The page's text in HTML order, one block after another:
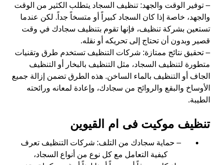
– توفير الوقت والجهد: تنظيف السجاد يتطلب الكثير من الوقت
والجهد، خاصة إذا كان السجاد كبيراً أو متسخاً جداً. لكن عندما
تستعين بشركة تنظيف، فإنها تقوم بتنظيف سجادك في وقت
قصير وبدون أن تحتاج إلى تحريكه أو نقله.
– تحقيق نتائج ممتازة: شركات التنظيف تستخدم طرق وتقنيات
متطورة لتنظيف السجاد، مثل التنظيف بالبخار أو التنظيف
الجاف أو التنظيف بالماء الساخن. هذه الطرق تضمن إزالة جميع
الأوساخ والبقع والروائح من سجادك، وإعادة لمعانه ورائحته
الطيبة.
تنظيف موكيت فى ام القيوين
– حماية سجادك من التلف: شركات التنظيف تعرف
كيفية التعامل مع كل نوع من أنواع السجاد،